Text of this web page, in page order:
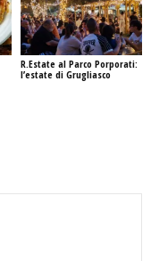
R.Estate al Parco Porporati:
l’estate di Grugliasco